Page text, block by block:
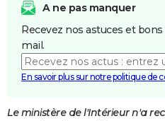
Destinations
City break
Voyage nature
Voyage de noces
Forum
Climat
PHOTO
GUIDES D'ACHAT
BONS PLANS
A ne pas manquer
Recevez nos astuces et
mail.
En savoir plus sur notre politique de
Le ministère de l'Intérieur n'a